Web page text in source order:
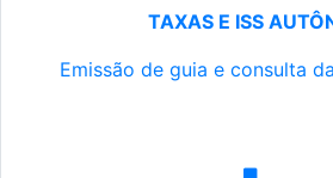
TAXAS E ISS
Emissão de guia e consulta